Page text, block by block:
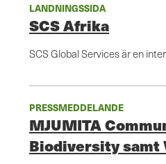
LANDNINGSSIDA
SCS Afrika
SCS Global Services är en
PRESSMEDDELANDE
MJUMITA
Biodiversity samt